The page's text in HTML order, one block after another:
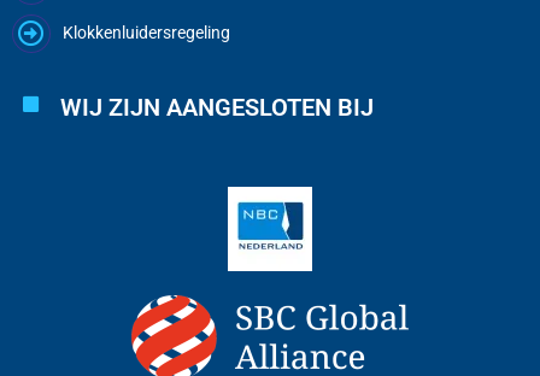
Klokkenluidersregeling
WIJ ZIJN AANGESLOTEN BIJ